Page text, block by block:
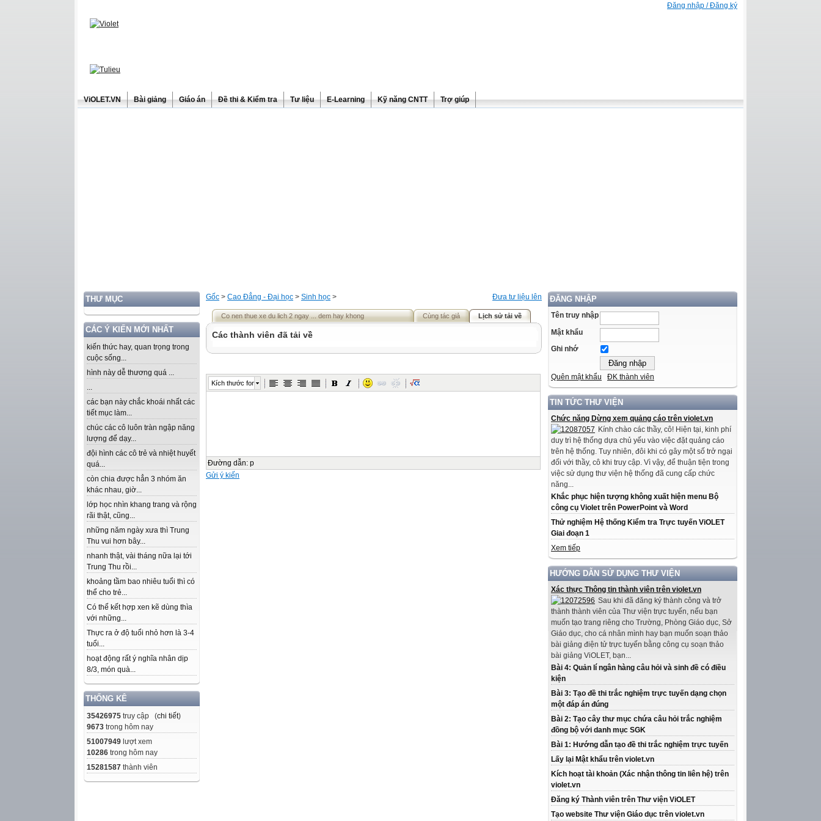
Đăng nhập / Đăng ký
ViOLET.VN Bài giảng Giáo án Đề thi & Kiểm tra Tư liệu E-Learning Kỹ năng CNTT Trợ giúp
THƯ MỤC
CÁC Ý KIẾN MỚI NHẤT
kiến thức hay, quan trọng trong
cuộc sống...
hình này dễ thương quá ...
...
các bạn này chắc khoái nhất các
tiết mục làm...
chúc các cô luôn tràn ngập năng
lượng để dạy...
đội hình các cô trẻ và nhiệt huyết
quá...
còn chia được hẳn 3 nhóm ăn
khác nhau, giờ...
lớp học nhìn khang trang và rộng
rãi thật, cũng...
những năm ngày xưa thì Trung
Thu vui hơn bây...
nhanh thật, vài tháng nữa lại tới
Trung Thu rồi...
khoảng tầm bao nhiêu tuổi thì có
thể cho trẻ...
Có thể kết hợp xen kẽ dùng thìa
với những...
Thực ra ở độ tuổi nhỏ hơn là 3-4
tuổi...
hoạt động rất ý nghĩa nhân dịp
8/3, món quà...
THỐNG KÊ
35426975 truy cập (chi tiết)
9673 trong hôm nay
51007949 lượt xem
10286 trong hôm nay
15281587 thành viên
ĐĂNG NHẬP
Tên truy nhập
Mật khẩu
Ghi nhớ
Quên mật khẩu ĐK thành viên
TIN TỨC THƯ VIỆN
Chức năng Dừng xem quảng cáo trên violet.vn
Kính chào các thầy, cô! Hiện tại, kinh phí
duy trì hệ thống dựa chủ yếu vào việc đặt quảng cáo
trên hệ thống. Tuy nhiên, đôi khi có gây một số trở ngại
đối với thầy, cô khi truy cập. Vì vậy, để thuận tiện trong
việc sử dụng thư viện hệ thống đã cung cấp chức
năng...
Khắc phục hiện tượng không xuất hiện menu Bộ
công cụ Violet trên PowerPoint và Word
Thử nghiệm Hệ thống Kiểm tra Trực tuyến ViOLET
Giai đoạn 1
Xem tiếp
HƯỚNG DẪN SỬ DỤNG THƯ VIỆN
Xác thực Thông tin thành viên trên violet.vn
Sau khi đã đăng ký thành công và trở
thành thành viên của Thư viện trực tuyến, nếu bạn
muốn tạo trang riêng cho Trường, Phòng Giáo dục, Sở
Giáo dục, cho cá nhân mình hay bạn muốn soạn thảo
bài giảng điện tử trực tuyến bằng công cụ soạn thảo
bài giảng ViOLET, bạn...
Bài 4: Quản lí ngân hàng câu hỏi và sinh đề có điều
kiện
Bài 3: Tạo đề thi trắc nghiệm trực tuyến dạng chọn
một đáp án đúng
Bài 2: Tạo cây thư mục chứa câu hỏi trắc nghiệm
đồng bộ với danh mục SGK
Bài 1: Hướng dẫn tạo đề thi trắc nghiệm trực tuyến
Lấy lại Mật khẩu trên violet.vn
Kích hoạt tài khoản (Xác nhận thông tin liên hệ) trên
violet.vn
Đăng ký Thành viên trên Thư viện ViOLET
Tạo website Thư viện Giáo dục trên violet.vn
Đưa tư liệu lên
Gốc > Cao Đẳng - Đại học > Sinh học >
Co nen thue xe du lich 2 ngay ... dem hay khong Cùng tác giả Lịch sử tải về
Các thành viên đã tải về
Kích thước font
Đường dẫn: p
Gửi ý kiến